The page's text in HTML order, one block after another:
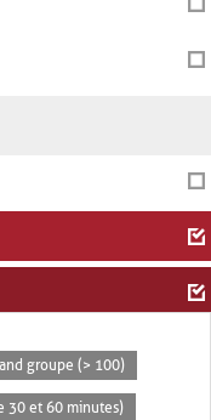
groupe (> 100)
30 et 60 minutes)